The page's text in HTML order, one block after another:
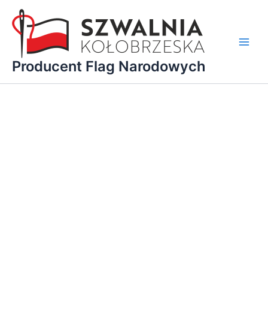
Przejdź
treści
Producent Flag Narodowych